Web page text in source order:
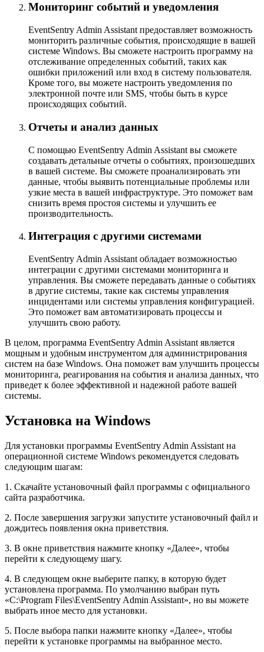
Мониторинг событий и уведомления
EventSentry Admin Assistant предоставляет возможность
мониторить различные события, происходящие в вашей
системе Windows. Вы сможете настроить программу на
отслеживание определенных событий, таких как
ошибки приложений или вход в систему пользователя.
Кроме того, вы можете настроить уведомления по
электронной почте или SMS, чтобы быть в курсе
происходящих событий.
Отчеты и анализ данных
С помощью EventSentry Admin Assistant вы сможете
создавать детальные отчеты о событиях, произошедших
в вашей системе. Вы сможете проанализировать эти
данные, чтобы выявить потенциальные проблемы или
узкие места в вашей инфраструктуре. Это поможет вам
снизить время простоя системы и улучшить ее
производительность.
Интеграция с другими системами
EventSentry Admin Assistant обладает возможностью
интеграции с другими системами мониторинга и
управления. Вы сможете передавать данные о событиях
в другие системы, такие как системы управления
инцидентами или системы управления конфигурацией.
Это поможет вам автоматизировать процессы и
улучшить свою работу.
В целом, программа EventSentry Admin Assistant является
мощным и удобным инструментом для администрирования
систем на базе Windows. Она поможет вам улучшить процессы
мониторинга, реагирования на события и анализа данных, что
приведет к более эффективной и надежной работе вашей
системы.
Установка на Windows
Для установки программы EventSentry Admin Assistant на
операционной системе Windows рекомендуется следовать
следующим шагам:
1. Скачайте установочный файл программы с официального
сайта разработчика.
2. После завершения загрузки запустите установочный файл и
дождитесь появления окна приветствия.
3. В окне приветствия нажмите кнопку «Далее», чтобы
перейти к следующему шагу.
4. В следующем окне выберите папку, в которую будет
установлена программа. По умолчанию выбран путь
«C:\Program Files\EventSentry Admin Assistant», но вы можете
выбрать иное место для установки.
5. После выбора папки нажмите кнопку «Далее», чтобы
перейти к установке программы на выбранное место.